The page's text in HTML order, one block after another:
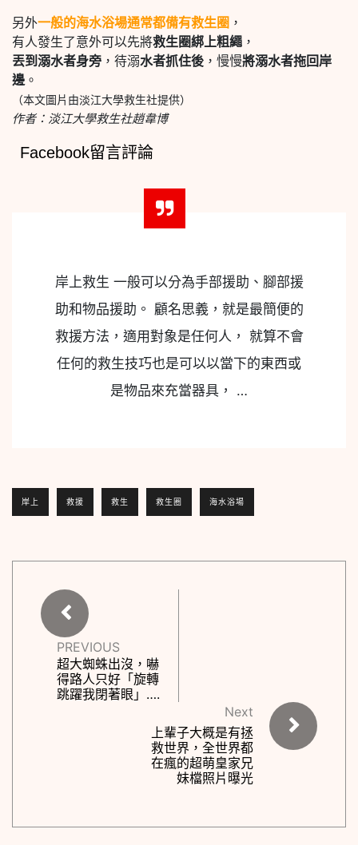
另外一般的海水浴場通常都備有救生圈 ，
有人發生了意外可以先將救生圈綁上粗繩 ，
丟到溺水者身旁 ，待溺水者抓住後 ，慢慢將溺水者拖回岸
邊 。
（本文圖片由淡江大學救生社提供）
作者：淡江大學救生社趙韋博
Facebook留言評論
岸上救生 一般可以分為手部援助、腳部援
助和物品援助。 顧名思義，就是最簡便的
救援方法，適用對象是任何人， 就算不會
任何的救生技巧也是可以以當下的東西或
是物品來充當器具， …
岸上 救援 救生 救生圈 海水浴場
PREVIOUS
超大蜘蛛出沒，嚇
得路人只好「旋轉
跳躍我閉著眼」….
Next
上輩子大概是有拯
救世界，全世界都
在瘋的超萌皇家兄
妹檔照片曝光